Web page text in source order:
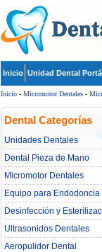
Inicio Unidad Dental
Inicio - Micromotor Dentales -
Dental Categorías
Unidades Dentales
Dental Pieza de Mano
Micromotor Dentales
Equipo para Endodoncia
Desinfección y
Ultrasonidos Dentales
Aeropulidor Dental